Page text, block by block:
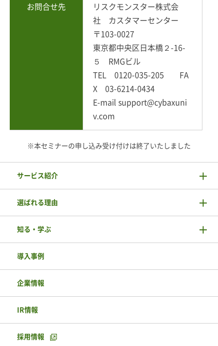
お問合せ先
リスクモンスター株式会
社 カスタマーセンター
〒103-0027
東京都中央区日本橋２-16-
５ RMGビル
TEL 0120-035-205 FA
X 03-6214-0434
E-mail support@cybaxuni
v.com
※本セミナーの申し込み受け付けは終了いたしました
サービス紹介
選ばれる理由
知る・学ぶ
導入事例
企業情報
IR情報
採用情報